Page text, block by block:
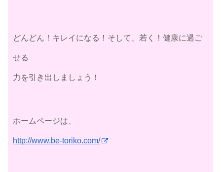
どんどん！キレイになる！そして、若く！健康に過ご
せる
力を引き出しましょう！
ホームページは、
http://www.be-toriko.com/